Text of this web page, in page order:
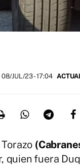
08/JUL/23- 17:04
quien fuera